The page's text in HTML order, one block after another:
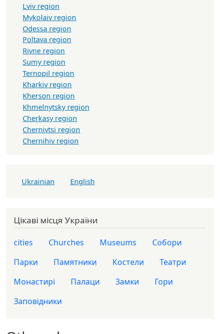
Lviv region
Mykolaiv region
Odessa region
Poltava region
Rivne region
Sumy region
Ternopil region
Kharkiv region
Kherson region
Khmelnytsky region
Cherkasy region
Chernivtsi region
Chernihiv region
Ukrainian English
Цікаві місця України
cities Churches Museums
Собори
Парки
Памятники Костели
Театри
Монастирі
Палаци Замки
Гори
Заповідники